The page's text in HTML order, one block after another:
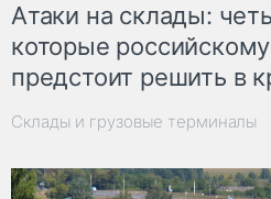
Атаки на склады:
которые
предстоит решить в
Склады и грузовые терминалы